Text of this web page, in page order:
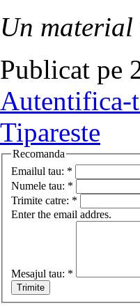
Un material
Publicat pe
Autentifica-
Tipareste
Recomanda
Emailul tau: *
Numele tau: *
Trimite catre: *
Enter the email addres.
Mesajul tau: *